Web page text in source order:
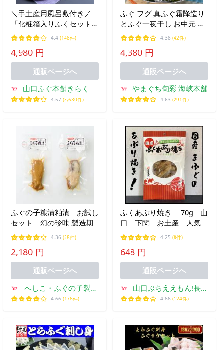
＼手土産用風呂敷付き／
「化粧箱入りふくセット
【仙崎】／超冷」
4.4 (148件)
4,980 円
通販ページへ
山口ふぐ本舗きらく
4.57 (3,630件)
ふぐ フグ 真ふぐ霜降造り
とふぐ一夜干し お中元 ギ
フト プレゼント おつまみ
ふぐ刺し お取り寄せ
4.38 (42件)
4,380 円
通販ページへ
やまぐち旬彩 海峡本舗
4.63 (291件)
ふぐの子糠漬粕漬 お試し
セット 幻の珍味 製造期
間３年をかけた究極のスロ
ーフード。送料無料 ふぐ
の卵巣 酒の肴 ギフト 石川
県
4.36 (28件)
2,180 円
通販ページへ
へしこ・ふぐの子製造
本舗 荒忠
4.66 (176件)
ふくあぶり焼き 70g 山
口 下関 お土産 人気
4.25 (8件)
648 円
通販ページへ
山口ぶちええもん!長州
苑
4.66 (124件)